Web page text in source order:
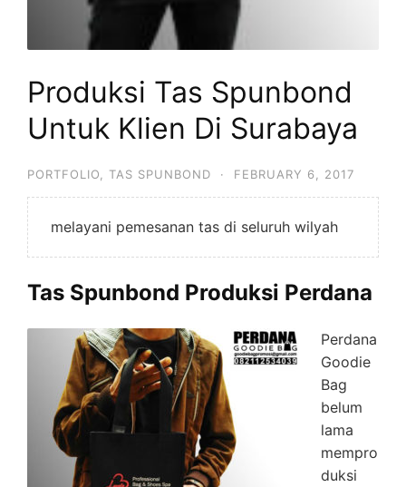
Produksi Tas Spunbond
Untuk Klien Di Surabaya
PORTFOLIO TAS SPUNBOND · FEBRUARY 6, 2017
melayani pemesanan tas di seluruh wilyah
Tas Spunbond Produksi Perdana
Perdana
Goodie
Bag
belum
lama
mempro
duksi